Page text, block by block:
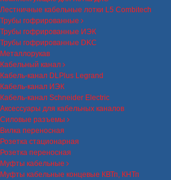
Лестничные кабельные лотки L5 Combitech
Трубы гофрированные
Трубы гофрированные ИЭК
Трубы гофрированные DKC
Металлорукав
Кабельный канал
Кабель-канал DLPlus Legrand
Кабель-канал ИЭК
Кабель-канал Schneider Electric
Аксессуары для кабельных каналов
Силовые разъемы
Вилка переносная
Розетка стационарная
Розетка переносная
Муфты кабельные
Муфты кабельные концевые КВТп, КНТп